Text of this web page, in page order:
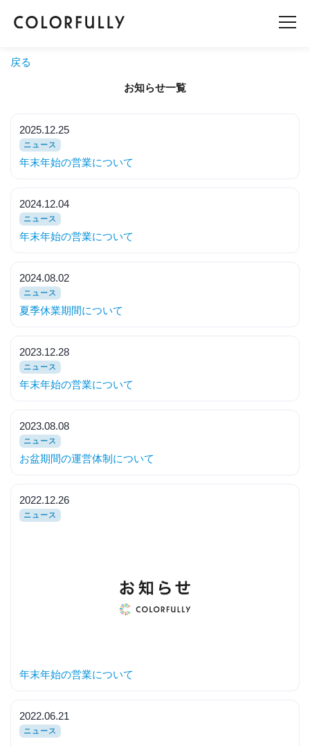
戻る
お知らせ一覧
2025.12.25
ニュース
年末年始の営業について
2024.12.04
ニュース
年末年始の営業について
2024.08.02
ニュース
夏季休業期間について
2023.12.28
ニュース
年末年始の営業について
2023.08.08
ニュース
お盆期間の運営体制について
2022.12.26
ニュース
年末年始の営業について
2022.06.21
ニュース